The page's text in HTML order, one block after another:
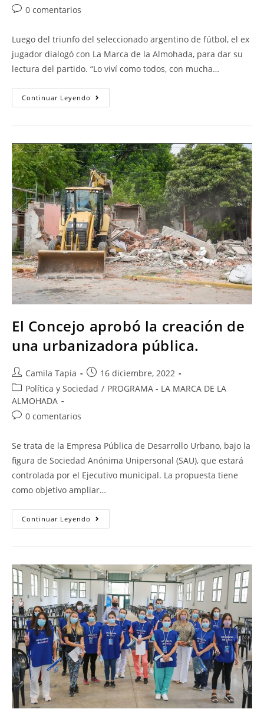
0 comentarios
Luego del triunfo del seleccionado argentino de fútbol, el ex
jugador dialogó con La Marca de la Almohada, para dar su
lectura del partido. “Lo viví como todos, con mucha…
Continuar Leyendo
El Concejo aprobó la creación de
una urbanizadora pública.
Camila Tapia
16 diciembre, 2022
Política y Sociedad / PROGRAMA - LA MARCA DE LA
ALMOHADA
0 comentarios
Se trata de la Empresa Pública de Desarrollo Urbano, bajo la
figura de Sociedad Anónima Unipersonal (SAU), que estará
controlada por el Ejecutivo municipal. La propuesta tiene
como objetivo ampliar…
Continuar Leyendo